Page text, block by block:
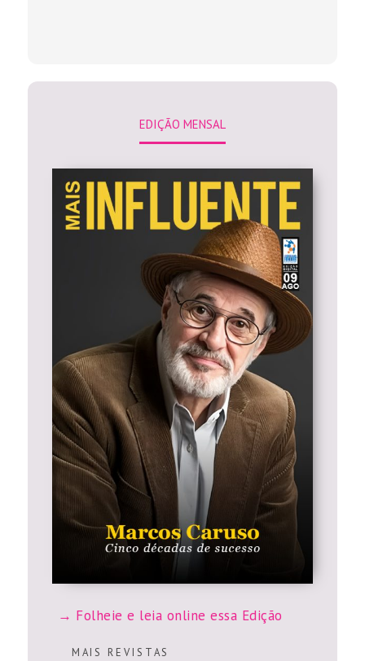
EDIÇÃO MENSAL
Folheie e leia online essa Edição
M A I S R E V I S T A S